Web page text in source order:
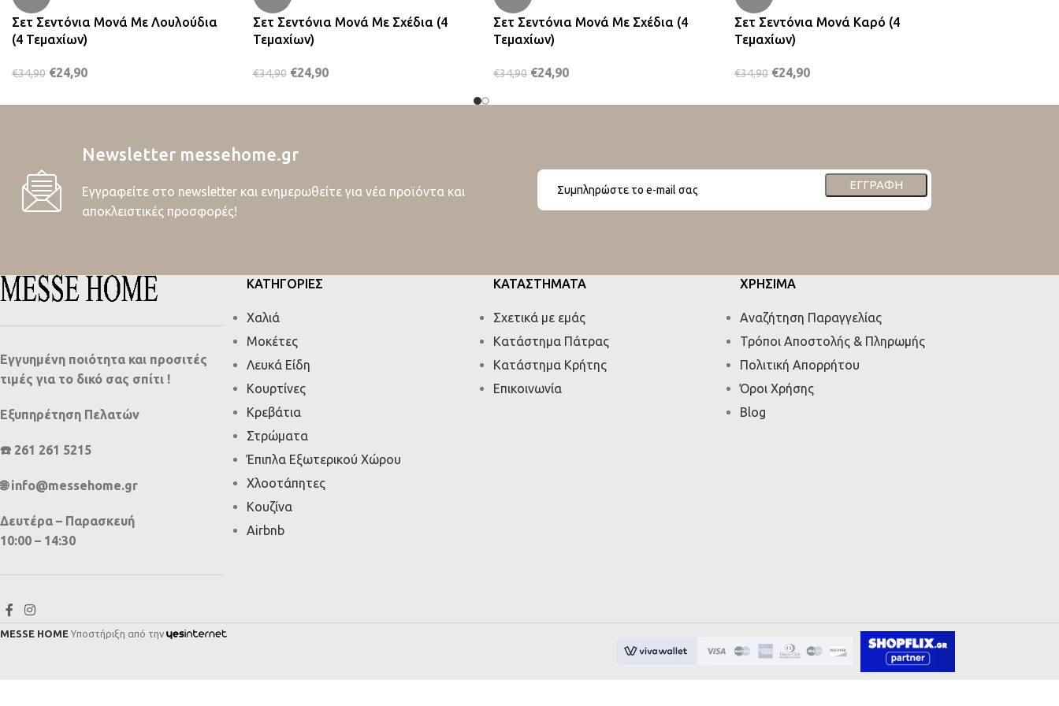
Σετ Σεντόνια Μονά Με Λουλούδια
(4 Τεμαχίων)
€34,90 €24,90
Σετ Σεντόνια Μονά Με Σχέδια (4
Τεμαχίων)
€34,90 €24,90
Σετ Σεντόνια Μονά Με Σχέδια (4
Τεμαχίων)
€34,90 €24,90
Σετ Σεντόνια Μονά Καρό (4
Τεμαχίων)
€34,90 €24,90
Newsletter messehome.gr
Εγγραφείτε στο newsletter και ενημερωθείτε για νέα προϊόντα και
αποκλειστικές προσφορές!
ΕΓΓΡΑΦΉ
Εγγυημένη ποιότητα και προσιτές
τιμές για το δικό σας σπίτι !
Εξυπηρέτηση Πελατών
☎️ 261 261 5215
🌐 info@messehome.gr
Δευτέρα – Παρασκευή
10:00 – 14:30
ΚΑΤΗΓΟΡΙΕΣ
Χαλιά
Μοκέτες
Λευκά Είδη
Κουρτίνες
Κρεβάτια
Στρώματα
Έπιπλα Εξωτερικού Χώρου
Χλοοτάπητες
Κουζίνα
Airbnb
ΚΑΤΑΣΤΗΜΑΤΑ
Σχετικά με εμάς
Κατάστημα Πάτρας
Κατάστημα Κρήτης
Επικοινωνία
ΧΡΗΣΙΜΑ
Αναζήτηση Παραγγελίας
Τρόποι Αποστολής & Πληρωμής
Πολιτική Απορρήτου
Όροι Χρήσης
Blog
MESSE HOME Υποστήριξη από την